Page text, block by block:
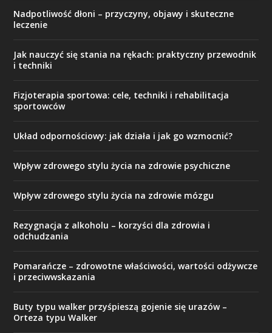
Nadpotliwość dłoni – przyczyny, objawy i skuteczne
leczenie
Jak nauczyć się stania na rękach: praktyczny przewodnik
i techniki
Fizjoterapia sportowa: cele, techniki i rehabilitacja
sportowców
Układ odpornościowy: jak działa i jak go wzmocnić?
Wpływ zdrowego stylu życia na zdrowie psychiczne
Wpływ zdrowego stylu życia na zdrowie mózgu
Rezygnacja z alkoholu – korzyści dla zdrowia i
odchudzania
Pomarańcze – zdrowotne właściwości, wartości odżywcze
i przeciwwskazania
Buty typu walker przyśpieszą gojenie się urazów –
Orteza typu Walker